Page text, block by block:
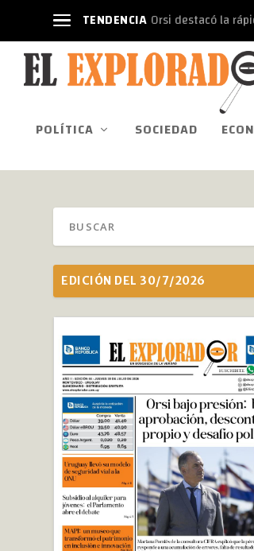
TENDENCIA Orsi destacó la
POLÍTICA SOCIEDAD
EDICIÓN DEL 30/7/2026